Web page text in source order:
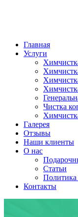
Главная
Услуги
Чистка
Галерея
Отзывы
Наши клиенты
О нас
Статьи
Политика
Контакты